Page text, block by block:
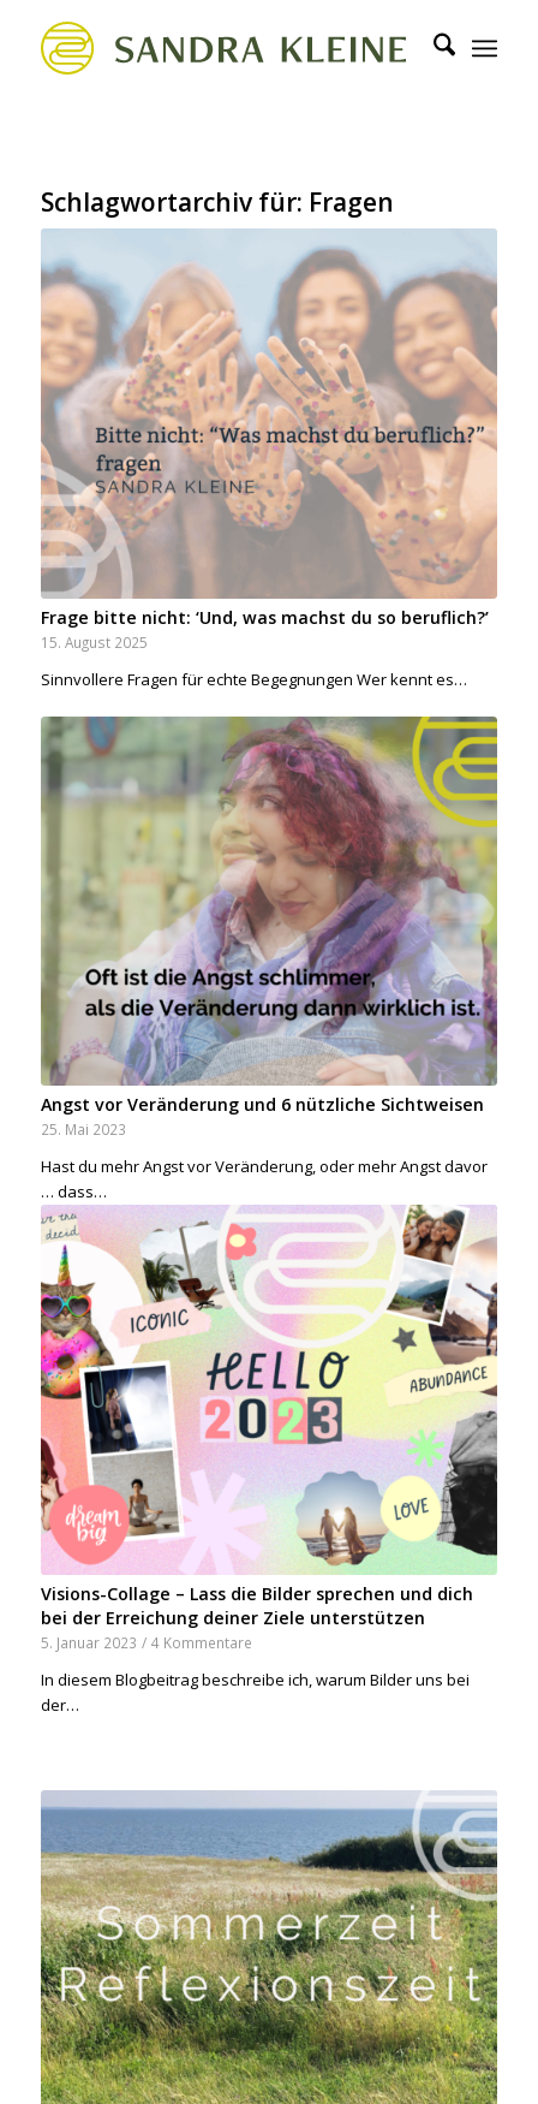
Schlagwortarchiv für: Fragen
Frage bitte nicht: ‘Und, was machst du so beruflich?’
15. August 2025
Sinnvollere Fragen für echte Begegnungen Wer kennt es…
Angst vor Veränderung und 6 nützliche Sichtweisen
25. Mai 2023
Hast du mehr Angst vor Veränderung, oder mehr Angst davor
… dass…
Visions-Collage – Lass die Bilder sprechen und dich
bei der Erreichung deiner Ziele unterstützen
5. Januar 2023 / 4 Kommentare
In diesem Blogbeitrag beschreibe ich, warum Bilder uns bei
der…